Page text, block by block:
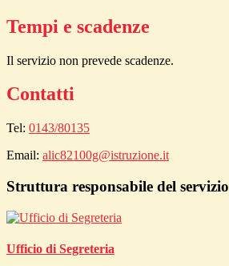
Tempi e scadenze
Il servizio non prevede scadenze.
Contatti
Tel: 0143/80135
Email: alic82100g@istruzione.it
Struttura responsabile del servizio
Ufficio di Segreteria